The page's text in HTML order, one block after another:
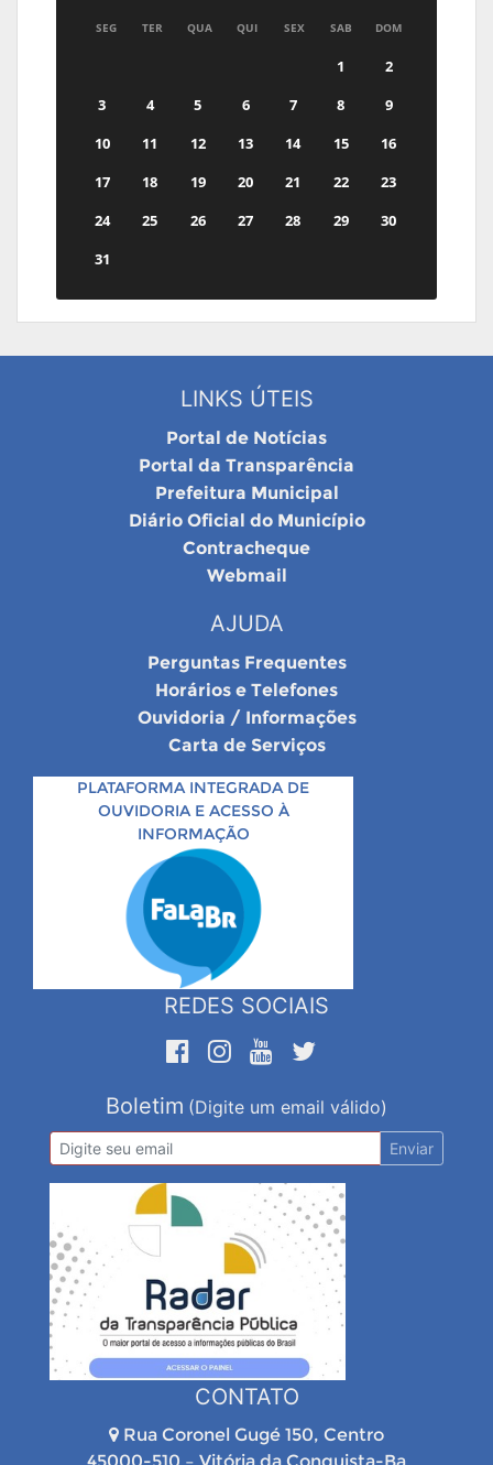
SEG TER QUA QUI SEX SAB DOM
1
2
3
4 5 6 7 8
9
10
11 12 13 14 15
16
17
18 19 20 21 22
23
24
25 26 27 28 29
30
31
LINKS ÚTEIS
Portal de Notícias
Portal da Transparência
Prefeitura Municipal
Diário Oficial do Município
Contracheque
Webmail
AJUDA
Perguntas Frequentes
Horários e Telefones
Ouvidoria / Informações
Carta de Serviços
PLATAFORMA INTEGRADA DE
OUVIDORIA E ACESSO À
INFORMAÇÃO
REDES SOCIAIS
Boletim (Digite um email válido)
Enviar
CONTATO
Rua Coronel Gugé 150, Centro